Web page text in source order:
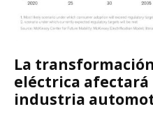
La
eléctrica afectará
industria